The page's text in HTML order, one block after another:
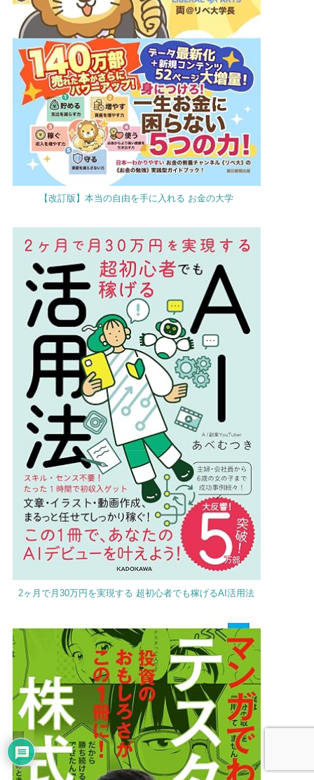
【改訂版】本当の自由を手に入れる お金の大学
2ヶ月で月30万円を実現する 超初心者でも稼げるAI活用法